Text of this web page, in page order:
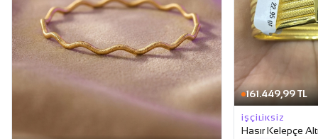
161.449,99 TL
İŞÇILIKSIZ
Hasır Kelepçe